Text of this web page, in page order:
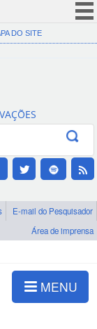
(COVID-19)
Canais
DO SITE
E-mail do Pesquisador
Área de imprensa
MENU